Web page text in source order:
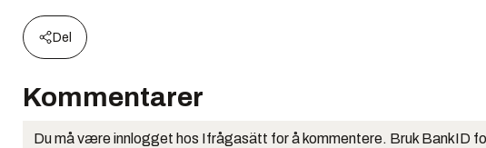
Del
Kommentarer
Du må være innlogget hos Ifrågasätt for å kommentere. Bruk BankID